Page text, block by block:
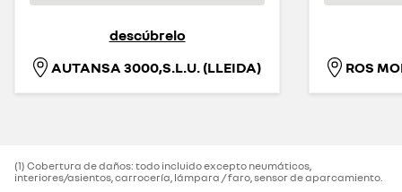
descúbrelo
AUTANSA 3000,S.L.U. (LLEIDA)
ROS
(1) Cobertura de daños: todo incluido excepto neumáticos,
interiores/asientos, carrocería, lámpara / faro, sensor de aparcamiento.‌